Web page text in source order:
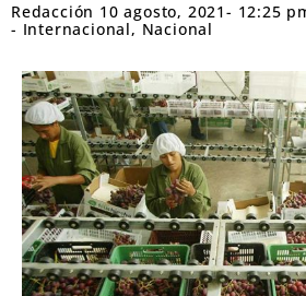
Redacción 10 agosto, 2021- 12:25
- Internacional, Nacional